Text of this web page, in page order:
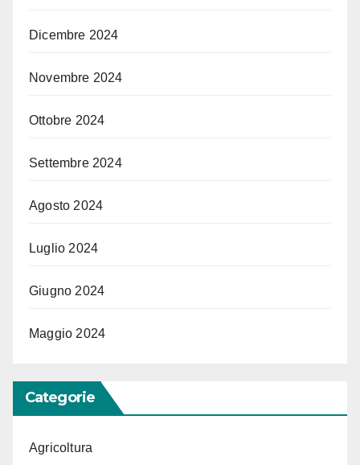
Dicembre 2024
Novembre 2024
Ottobre 2024
Settembre 2024
Agosto 2024
Luglio 2024
Giugno 2024
Maggio 2024
Categorie
Agricoltura